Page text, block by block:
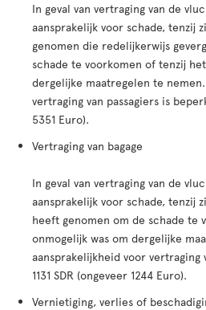
In geval van vertraging van de
aansprakelijk voor schade, tenzij
genomen die redelĳkerwĳs
schade te voorkomen of tenzij
dergelijke maatregelen te
vertraging van passagiers is
5351 Euro).
Vertraging van bagage
In geval van vertraging van de
aansprakelijk voor schade, tenzij
heeft genomen om de schade te
onmogelijk was om dergelijke
aansprakelijkheid voor vertraging
1131 SDR (ongeveer 1244 Euro).
Vernietiging, verlies of